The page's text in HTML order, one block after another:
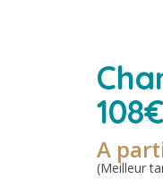
108€
A
(Meilleur